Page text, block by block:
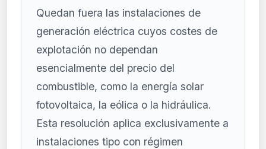
Quedan fuera las instalaciones de
generación eléctrica cuyos costes de
explotación no dependan
esencialmente del precio del
combustible, como la energía solar
fotovoltaica, la eólica o la hidráulica.
Esta resolución aplica exclusivamente a
instalaciones tipo con régimen